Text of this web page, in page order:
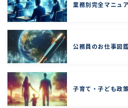
業務別完全マニュ
公務員のお仕事図
子育て・子ども政策